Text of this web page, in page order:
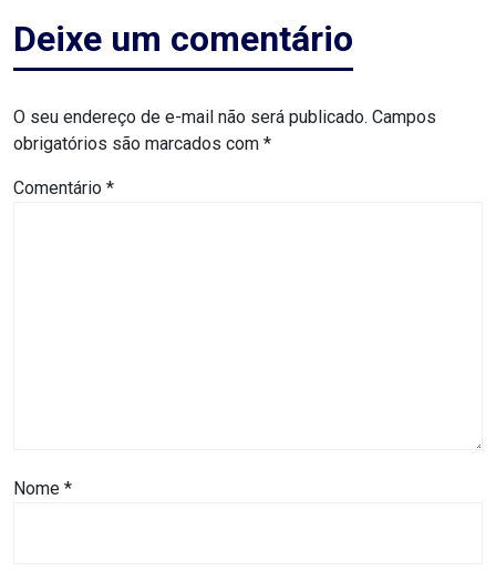
ASSEMBLEIA
E
ASSEMBLEIA
LEGISLATIVA
MÉDICA
Deixe um comentário
O seu endereço de e-mail não será publicado. Campos
obrigatórios são marcados com *
Comentário *
Nome *